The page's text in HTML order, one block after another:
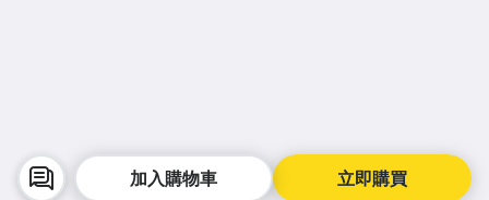
立即購買
加入購物車